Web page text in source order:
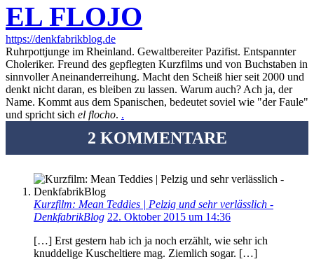
EL FLOJO
https://denkfabrikblog.de
Ruhrpottjunge im Rheinland. Gewaltbereiter Pazifist. Entspannter
Choleriker. Freund des gepflegten Kurzfilms und von Buchstaben in
sinnvoller Aneinanderreihung. Macht den Scheiß hier seit 2000 und
denkt nicht daran, es bleiben zu lassen. Warum auch? Ach ja, der
Name. Kommt aus dem Spanischen, bedeutet soviel wie "der Faule"
und spricht sich el flocho. .
2 KOMMENTARE
Kurzfilm: Mean Teddies | Pelzig und sehr verlässlich -
DenkfabrikBlog 22. Oktober 2015 um 14:36
[…] Erst gestern hab ich ja noch erzählt, wie sehr ich
knuddelige Kuscheltiere mag. Ziemlich sogar. […]